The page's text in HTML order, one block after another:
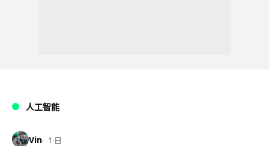
人工智能
Vin 1 日